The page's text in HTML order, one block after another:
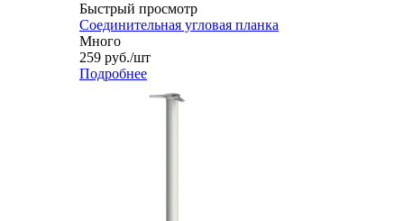
Быстрый просмотр
Соединительная угловая планка
Много
259 руб./шт
Подробнее